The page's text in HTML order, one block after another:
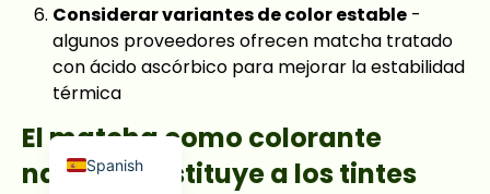
Considerar variantes de color estable -
algunos proveedores ofrecen matcha tratado
con ácido ascórbico para mejorar la estabilidad
térmica
El matcha como colorante
natural: Sustituye a los tintes
Spanish
English
German
Indonesian
Arabic